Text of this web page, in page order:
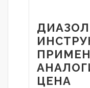
ЦЕНА